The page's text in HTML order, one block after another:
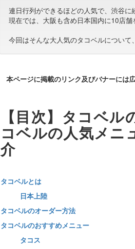
連日行列ができるほどの人気で、渋谷に
現在では、大阪も含め日本国内に10店舗
今回はそんな大人気のタコベルについて
本ページに掲載のリンク及びバナーには
【目次】タコベ
コベルの人気メニ
介
タコベルとは
日本上陸
タコベルのオーダー方法
タコベルのおすすめメニュー
タコス